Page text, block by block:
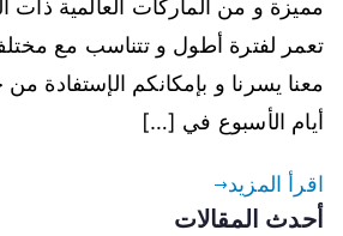
مميزة و من الماركات العالمية ذات
تعمر لفترة أطول و تتناسب مع
معنا يسرنا و بإمكانكم الإستفادة
أيام الأسبوع في […]
اقرأ المزيد
أحدث المقالات